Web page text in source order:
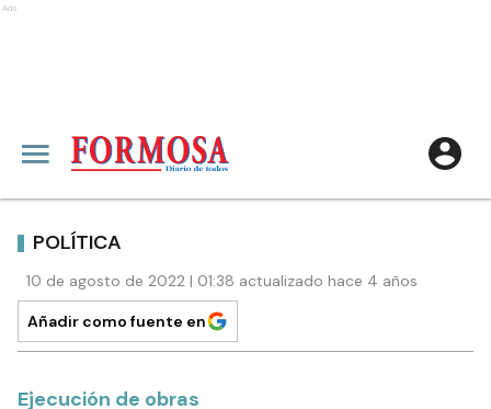
Ads
POLÍTICA
10 de agosto de 2022 | 01:38 actualizado hace 4 años
Añadir como fuente en
Ejecución de obras